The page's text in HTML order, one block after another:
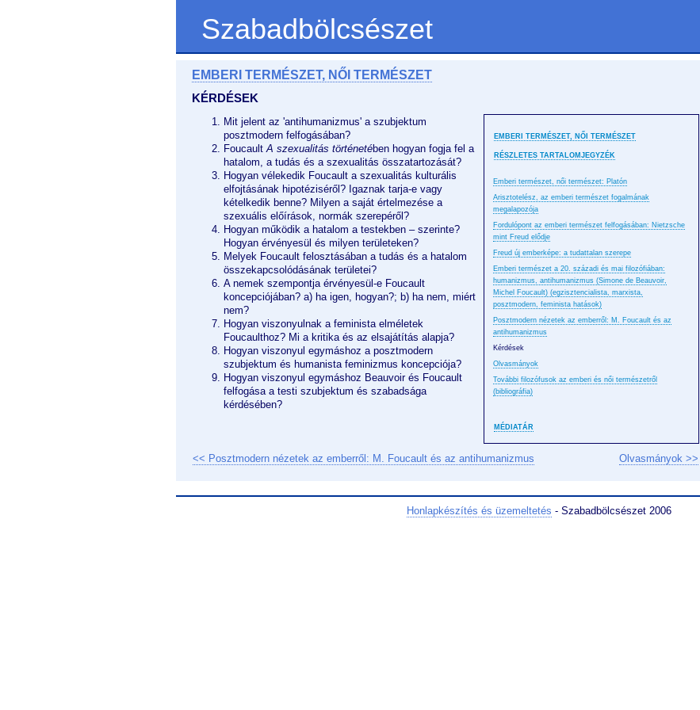
Szabadbölcsészet
EMBERI TERMÉSZET, NŐI TERMÉSZET
KÉRDÉSEK
EMBERI TERMÉSZET, NŐI TERMÉSZET
RÉSZLETES TARTALOMJEGYZÉK
Emberi természet, női természet: Platón
Arisztotelész, az emberi természet fogalmának
megalapozója
Fordulópont az emberi természet felfogásában: Nietzsche
mint Freud elődje
Freud új emberképe: a tudattalan szerepe
Emberi természet a 20. századi és mai filozófiában:
humanizmus, antihumanizmus (Simone de Beauvoir,
Michel Foucault) (egzisztencialista, marxista,
posztmodern, feminista hatások)
Posztmodern nézetek az emberről: M. Foucault és az
antihumanizmus
Kérdések
Olvasmányok
További filozófusok az emberi és női természetről
(bibliográfia)
MÉDIATÁR
Mit jelent az 'antihumanizmus' a szubjektum
posztmodern felfogásában?
Foucault A szexualitás történetében hogyan fogja fel a
hatalom, a tudás és a szexualitás összatartozását?
Hogyan vélekedik Foucault a szexualitás kulturális
elfojtásának hipotéziséről? Igaznak tarja-e vagy
kételkedik benne? Milyen a saját értelmezése a
szexuális előírások, normák szerepéről?
Hogyan működik a hatalom a testekben – szerinte?
Hogyan érvényesül és milyen területeken?
Melyek Foucault felosztásában a tudás és a hatalom
összekapcsolódásának területei?
A nemek szempontja érvényesül-e Foucault
koncepciójában? a) ha igen, hogyan?; b) ha nem, miért
nem?
Hogyan viszonyulnak a feminista elméletek
Foucaulthoz? Mi a kritika és az elsajátítás alapja?
Hogyan viszonyul egymáshoz a posztmodern
szubjektum és humanista feminizmus koncepciója?
Hogyan viszonyul egymáshoz Beauvoir és Foucault
felfogása a testi szubjektum és szabadsága
kérdésében?
<< Posztmodern nézetek az emberről: M. Foucault és az antihumanizmus Olvasmányok >>
Honlapkészítés és üzemeltetés - Szabadbölcsészet 2006